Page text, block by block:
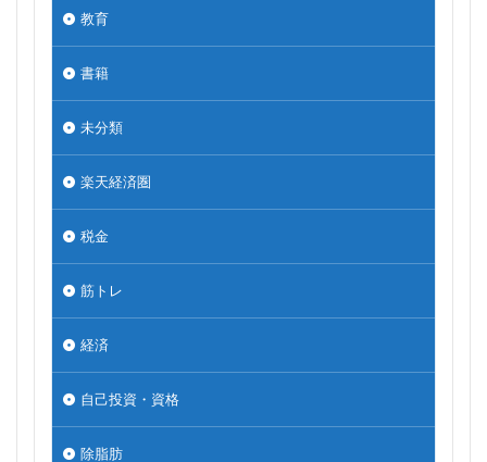
教育
書籍
未分類
楽天経済圏
税金
筋トレ
経済
自己投資・資格
除脂肪